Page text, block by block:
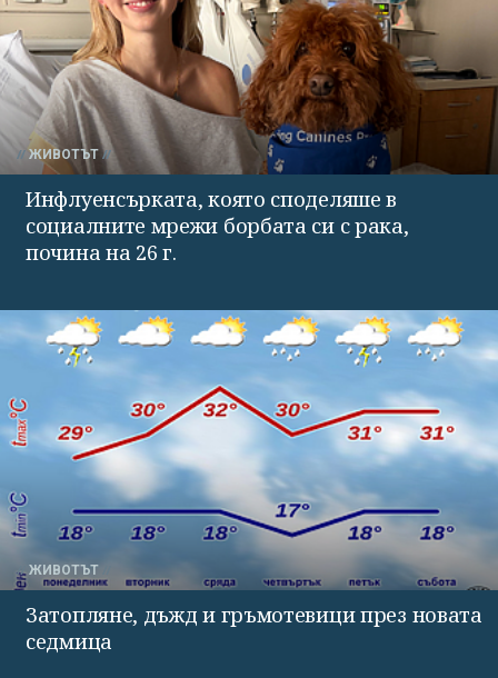
ЖИВОТЪТ
Инфлуенсърката, която споделяше в
социалните мрежи борбата си с рака,
почина на 26 г.
ЖИВОТЪТ
Затопляне, дъжд и гръмотевици през новата
седмица